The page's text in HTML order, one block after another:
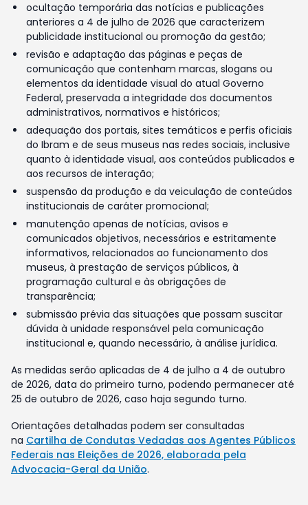
ocultação temporária das notícias e publicações
anteriores a 4 de julho de 2026 que caracterizem
publicidade institucional ou promoção da gestão;
revisão e adaptação das páginas e peças de
comunicação que contenham marcas, slogans ou
elementos da identidade visual do atual Governo
Federal, preservada a integridade dos documentos
administrativos, normativos e históricos;
adequação dos portais, sites temáticos e perfis oficiais
do Ibram e de seus museus nas redes sociais, inclusive
quanto à identidade visual, aos conteúdos publicados e
aos recursos de interação;
suspensão da produção e da veiculação de conteúdos
institucionais de caráter promocional;
manutenção apenas de notícias, avisos e
comunicados objetivos, necessários e estritamente
informativos, relacionados ao funcionamento dos
museus, à prestação de serviços públicos, à
programação cultural e às obrigações de
transparência;
submissão prévia das situações que possam suscitar
dúvida à unidade responsável pela comunicação
institucional e, quando necessário, à análise jurídica.
As medidas serão aplicadas de 4 de julho a 4 de outubro
de 2026, data do primeiro turno, podendo permanecer até
25 de outubro de 2026, caso haja segundo turno.
Orientações detalhadas podem ser consultadas
na Cartilha de Condutas Vedadas aos Agentes Públicos
Federais nas Eleições de 2026, elaborada pela
Advocacia-Geral da União.